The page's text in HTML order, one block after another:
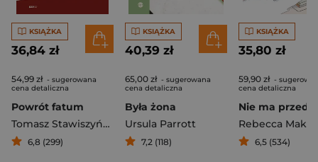
KSIĄŻKA
36,84 zł
54,99 zł - sugerowana
cena detaliczna
Powrót fatum
Tomasz Stawiszyński
6,8 (299)
KSIĄŻKA
40,39 zł
65,00 zł - sugerowana
cena detaliczna
Była żona
Ursula Parrott
7,2 (118)
KSIĄŻKA
35,80 zł
59,90 zł -
cena detaliczna
Rebecca
6,5 (534)